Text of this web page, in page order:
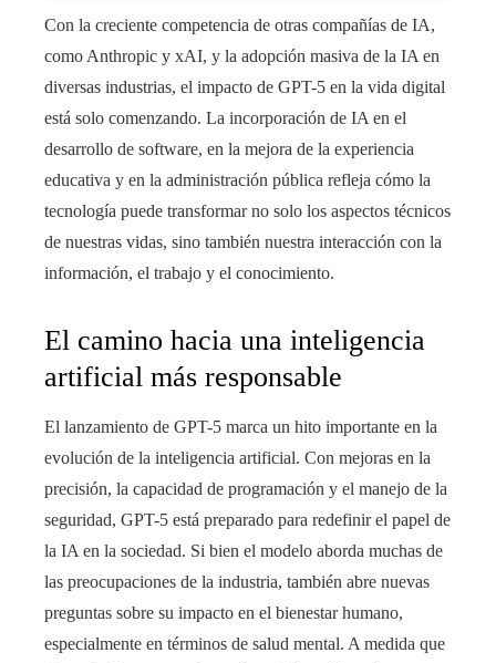
Con la creciente competencia de otras compañías de IA,
como Anthropic y xAI, y la adopción masiva de la IA en
diversas industrias, el impacto de GPT-5 en la vida digital
está solo comenzando. La incorporación de IA en el
desarrollo de software, en la mejora de la experiencia
educativa y en la administración pública refleja cómo la
tecnología puede transformar no solo los aspectos técnicos
de nuestras vidas, sino también nuestra interacción con la
información, el trabajo y el conocimiento.
El camino hacia una inteligencia
artificial más responsable
El lanzamiento de GPT-5 marca un hito importante en la
evolución de la inteligencia artificial. Con mejoras en la
precisión, la capacidad de programación y el manejo de la
seguridad, GPT-5 está preparado para redefinir el papel de
la IA en la sociedad. Si bien el modelo aborda muchas de
las preocupaciones de la industria, también abre nuevas
preguntas sobre su impacto en el bienestar humano,
especialmente en términos de salud mental. A medida que